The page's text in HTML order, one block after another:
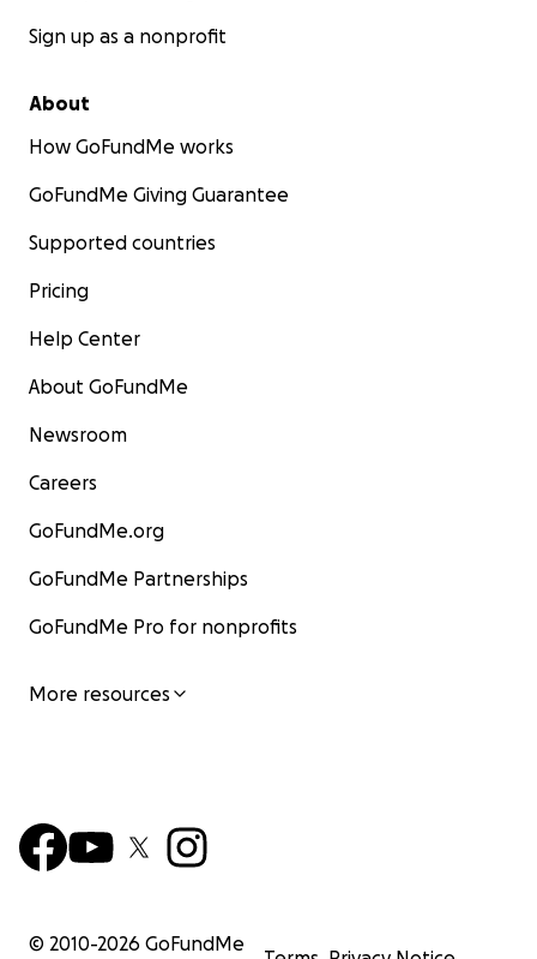
Sign up as a nonprofit
About
How GoFundMe works
GoFundMe Giving Guarantee
Supported countries
Pricing
Help Center
About GoFundMe
Newsroom
Careers
GoFundMe.org
GoFundMe Partnerships
GoFundMe Pro for nonprofits
More resources
© 2010-2026 GoFundMe